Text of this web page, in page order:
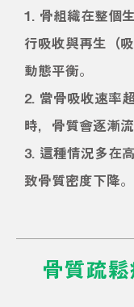
1. 骨組織在整個
行吸收與再生（
動態平衡。
2. 當骨吸收速率
時，骨質會逐漸流
3. 這種情況多在
致骨質密度下降。
骨質疏